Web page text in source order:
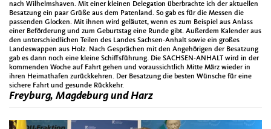
nach Wilhelmshaven. Mit einer kleinen Delegation überbrachte ich der aktuellen
Besatzung ein paar Grüße aus dem Patenland. So gab es für die Messen die
passenden Glocken. Mit ihnen wird geläutet, wenn es zum Beispiel aus Anlass
einer Beförderung und zum Geburtstag eine Runde gibt. Außerdem Kalender aus
den unterschiedlichen Teilen des Landes Sachsen-Anhalt sowie ein großes
Landeswappen aus Holz. Nach Gesprächen mit den Angehörigen der Besatzung
gab es dann noch eine kleine Schiffsführung. Die SACHSEN-ANHALT wird in der
kommenden Woche auf Fahrt gehen und voraussichtlich Mitte März wieder in
ihren Heimathafen zurückkehren. Der Besatzung die besten Wünsche für eine
sichere Fahrt und gesunde Rückkehr.
Freyburg, Magdeburg und Harz